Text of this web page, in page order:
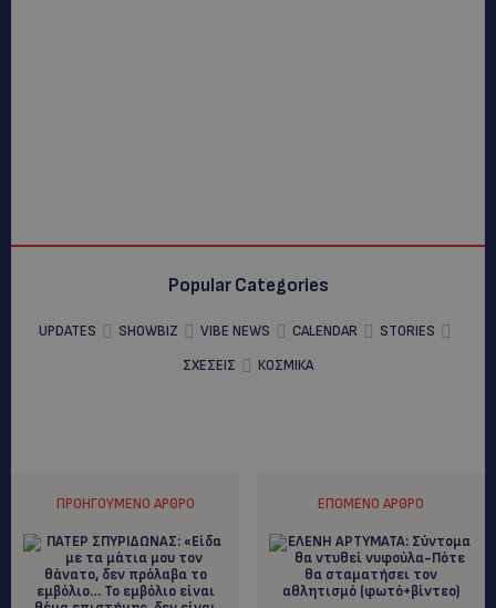
Popular Categories
UPDATES SHOWBIZ VIBE NEWS CALENDAR
STORIES
ΣΧΕΣΕΙΣ
ΚΟΣΜΙΚΑ
ΠΡΟΗΓΟΎΜΕΝΟ ΆΡΘΡΟ ΕΠΌΜΕΝΟ ΆΡΘΡΟ